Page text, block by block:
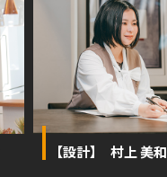
【設計】 村上 美和